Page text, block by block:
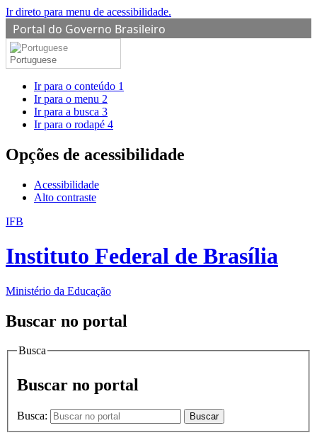
Ir direto para menu de acessibilidade.
Portal do Governo Brasileiro
Portuguese
Ir para o conteúdo 1
Ir para o menu 2
Ir para a busca 3
Ir para o rodapé 4
Opções de acessibilidade
Acessibilidade
Alto contraste
IFB
Instituto Federal de Brasília
Ministério da Educação
Buscar no portal
Busca
Buscar no portal
Busca: Buscar